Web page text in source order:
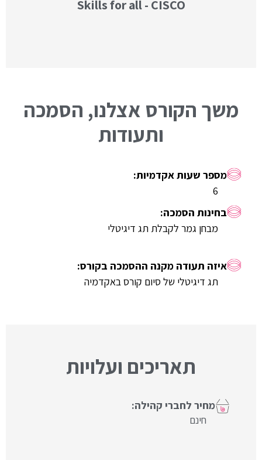
Skills for all - CISCO
משך הקורס אצלנו, הסמכה
ותעודות
6
מבחן גמר לקבלת תג דיגיטלי
תג דיגיטלי של סיום קורס באקדמיה
תאריכים ועלויות
חינם